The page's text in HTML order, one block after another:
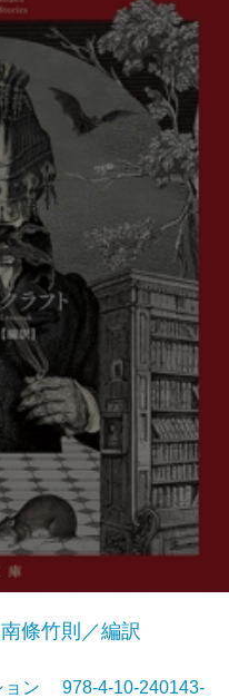
條竹則／編訳
ョン 978-4-10-240143-